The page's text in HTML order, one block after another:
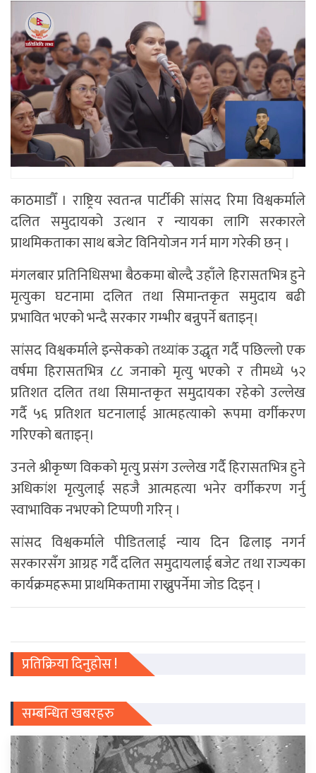
काठमाडौँ । राष्ट्रिय स्वतन्त्र पार्टीकी सांसद रिमा विश्वकर्माले
दलित समुदायको उत्थान र न्यायका लागि सरकारले
प्राथमिकताका साथ बजेट विनियोजन गर्न माग गरेकी छन् ।
मंगलबार प्रतिनिधिसभा बैठकमा बोल्दै उहाँले हिरासतभित्र हुने
मृत्युका घटनामा दलित तथा सिमान्तकृत समुदाय बढी
प्रभावित भएको भन्दै सरकार गम्भीर बन्नुपर्ने बताइन्।
सांसद विश्वकर्माले इन्सेकको तथ्यांक उद्धृत गर्दै पछिल्लो एक
वर्षमा हिरासतभित्र ८८ जनाको मृत्यु भएको र तीमध्ये ५२
प्रतिशत दलित तथा सिमान्तकृत समुदायका रहेको उल्लेख
गर्दै ५६ प्रतिशत घटनालाई आत्महत्याको रूपमा वर्गीकरण
गरिएको बताइन्।
उनले श्रीकृष्ण विकको मृत्यु प्रसंग उल्लेख गर्दै हिरासतभित्र हुने
अधिकांश मृत्युलाई सहजै आत्महत्या भनेर वर्गीकरण गर्नु
स्वाभाविक नभएको टिप्पणी गरिन् ।
सांसद विश्वकर्माले पीडितलाई न्याय दिन ढिलाइ नगर्न
सरकारसँग आग्रह गर्दै दलित समुदायलाई बजेट तथा राज्यका
कार्यक्रमहरूमा प्राथमिकतामा राख्नुपर्नेमा जोड दिइन् ।
प्रतिक्रिया दिनुहोस !
सम्बन्धित खबरहरु